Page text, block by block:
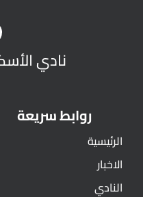
نادي
روابط سريعة
الرئيسية
الاخبار
النادي